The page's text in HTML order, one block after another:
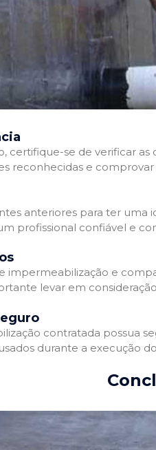
se de verificar
reconhecidas e
anteriores para ter
profissional confiável e
e
levar em
contratada possua
durante a execução